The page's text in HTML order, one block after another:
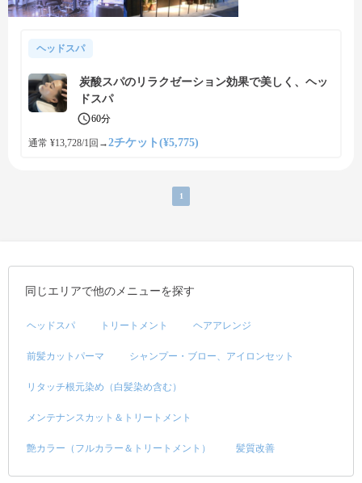
ヘッドスパ
炭酸スパのリラクゼーション効果で美しく、ヘッ
ドスパ
60分
通常 ¥13,728/1回 →2チケット(¥5,775)
1
同じエリアで他のメニューを探す
ヘッドスパ トリートメント ヘアアレンジ
前髪カットパーマ シャンプー・ブロー、アイロンセット
リタッチ根元染め（白髪染め含む）
メンテナンスカット＆トリートメント
艶カラー（フルカラー＆トリートメント） 髪質改善